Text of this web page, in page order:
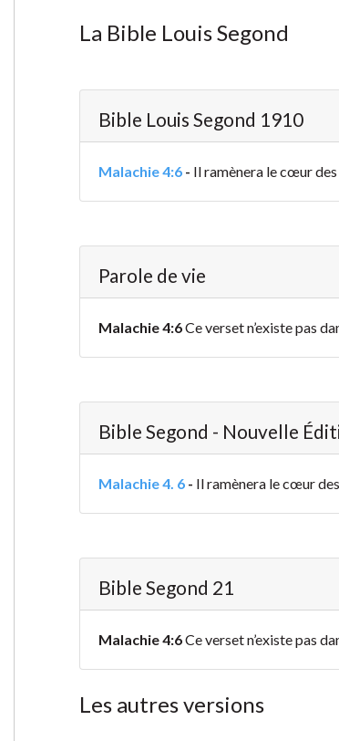
La Bible Louis Segond
Bible Louis Segond 1910
Malachie 4:6- Il ramènera le cœur
Parole de vie
Malachie 4:6Ce verset n’existe pas
Bible Segond - Nouvelle
Malachie 4. 6- Il ramènera le cœur
Bible Segond 21
Malachie 4:6Ce verset n’existe pas
Les autres versions